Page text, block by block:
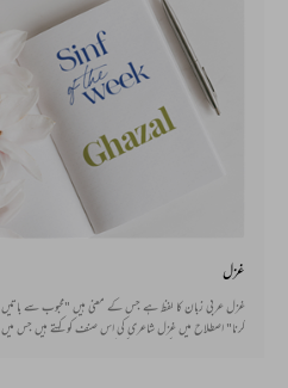
غزل
غزل عربی زبان کا لفظ ہے جس کے معنی ہیں "محبوب سے باتیں
کرنا" اصطلاح میں غزل شاعری کی اس صنف کو کہتے ہیں جس میں